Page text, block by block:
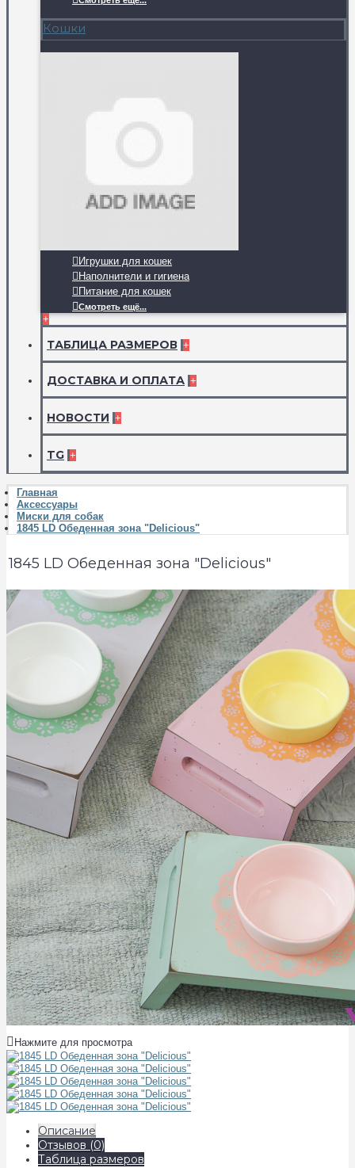
Кошки
Игрушки для кошек
Наполнители и гигиена
Питание для кошек
Смотреть ещё...
+
ТАБЛИЦА РАЗМЕРОВ +
ДОСТАВКА И ОПЛАТА +
НОВОСТИ +
TG +
Главная
Аксессуары
Миски для собак
1845 LD Обеденная зона "Delicious"
1845 LD Обеденная зона "Delicious"
Нажмите для просмотра
Описание
Отзывов (0)
Таблица размеров